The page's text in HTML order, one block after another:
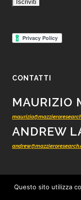
CONTATTI
MAURIZIO
ANDREW
Questo sito utilizza